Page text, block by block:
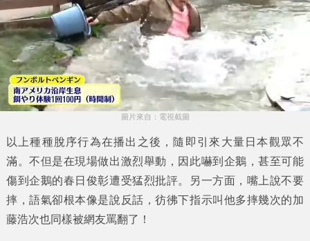
圖片來自：電視截圖
以上種種脫序行為在播出之後，隨即引來大量日本觀眾不
滿。不但是在現場做出激烈舉動，因此嚇到企鵝，甚至可能
傷到企鵝的春日俊彰遭受猛烈批評。另一方面，嘴上說不要
摔，語氣卻根本像是說反話，彷彿下指示叫他多摔幾次的加
藤浩次也同樣被網友罵翻了！